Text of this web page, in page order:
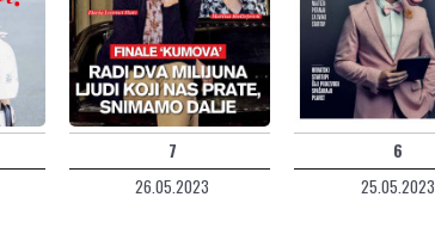
7
26.05.2023
6
25.05.2023